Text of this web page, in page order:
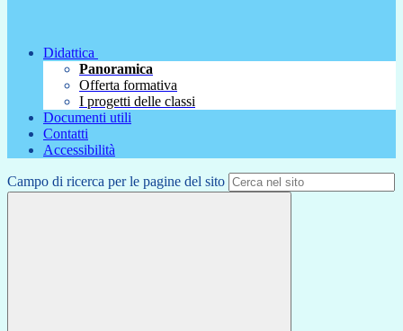
Didattica
Panoramica
Offerta formativa
I progetti delle classi
Documenti utili
Contatti
Accessibilità
Campo di ricerca per le pagine del sito